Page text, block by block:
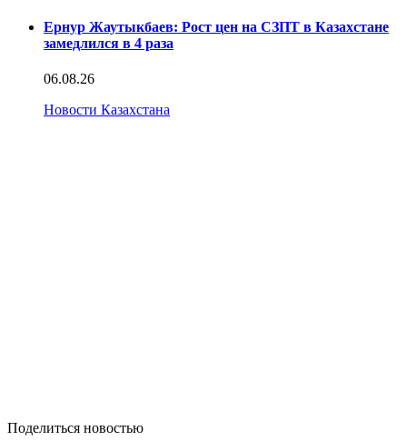
Ернур Жаутыкбаев: Рост цен на СЗПТ в Казахстане
замедлился в 4 раза
06.08.26
Новости Казахстана
Поделиться новостью